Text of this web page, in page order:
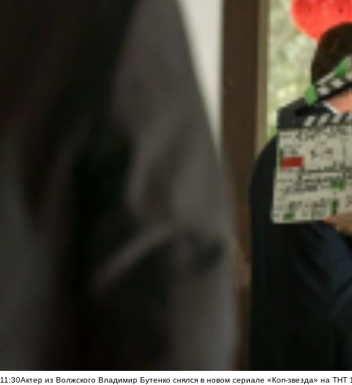
11:30Актер из Волжского Владимир Бутенко снялся в новом сериале «Коп-звезда» на ТНТ